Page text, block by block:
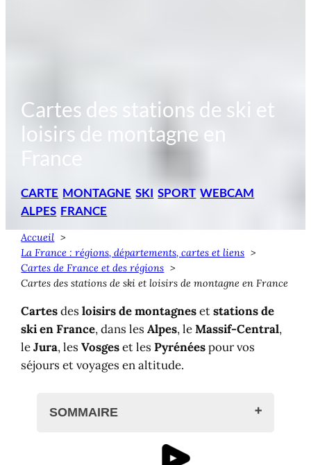
Cartes des stations de ski et
loisirs de montagne en
France
CARTE MONTAGNE SKI SPORT WEBCAM
ALPES FRANCE
Accueil
La France : régions, départements, cartes et liens
Cartes de France et des régions
Cartes des stations de ski et loisirs de montagne en France
Cartesdesloisirs de montagnesetstations de
ski en France, dans lesAlpes, leMassif-Central,
leJura, lesVosgeset lesPyrénéespour vos
séjours et voyages en altitude.
SOMMAIRE
Carte des stations par massif en